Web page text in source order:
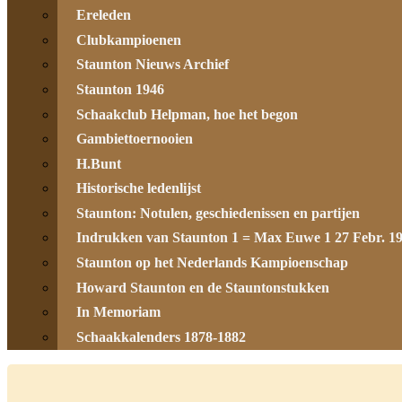
Ereleden
Clubkampioenen
Staunton Nieuws Archief
Staunton 1946
Schaakclub Helpman, hoe het begon
Gambiettoernooien
H.Bunt
Historische ledenlijst
Staunton: Notulen, geschiedenissen en partijen
Indrukken van Staunton 1 = Max Euwe 1 27 Febr.
Staunton op het Nederlands Kampioenschap
Howard Staunton en de Stauntonstukken
In Memoriam
Schaakkalenders 1878-1882